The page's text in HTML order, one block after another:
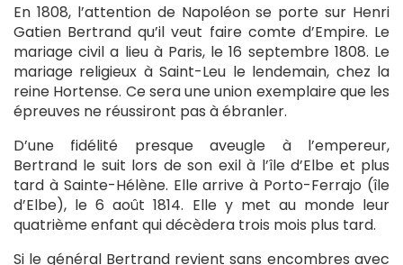
En 1808, l’attention de Napoléon se porte sur Henri
Gatien Bertrand qu’il veut faire comte d’Empire. Le
mariage civil a lieu à Paris, le 16 septembre 1808. Le
mariage religieux à Saint-Leu le lendemain, chez la
reine Hortense. Ce sera une union exemplaire que les
épreuves ne réussiront pas à ébranler.
D’une fidélité presque aveugle à l’empereur,
Bertrand le suit lors de son exil à l’île d’Elbe et plus
tard à Sainte-Hélène. Elle arrive à Porto-Ferrajo (île
d’Elbe), le 6 août 1814. Elle y met au monde leur
quatrième enfant qui décèdera trois mois plus tard.
Si le général Bertrand revient sans encombres avec